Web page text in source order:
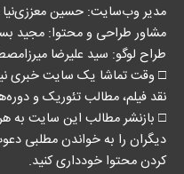
مدیر وب‌سایت: حسین معززی‌نیا
مشاور طراحی و محتوا:‌ مجید
طراح لوگو: سید علیرضا
□ وقت تماشا یک سایت خبری
نقد فیلم، مطالب تئوریک و
□ بازنشر مطالب این سایت به
دیگران را به خواندن مطلبی
کردن محتوا خودداری کنید.